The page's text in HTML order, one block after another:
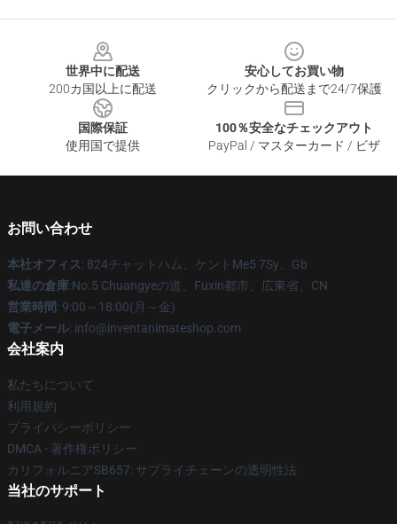
世界中に配送
200カ国以上に配送
安心してお買い物
クリックから配送まで24/7保護
国際保証
使用国で提供
100％安全なチェックアウト
PayPal / マスターカード / ビザ
お問い合わせ
本社オフィス: 824チャットハム、ケントMe5 7Sy、Gb
私達の倉庫:No.5 Chuangyeの道、Fuxin都市、広東省、CN
営業時間: 9:00～18:00(月～金)
電子メール: info@inventanimateshop.com
会社案内
私たちについて
利用規約
プライバシーポリシー
DMCA - 著作権ポリシー
カリフォルニアSB657: サプライチェーンの透明性法
当社のサポート